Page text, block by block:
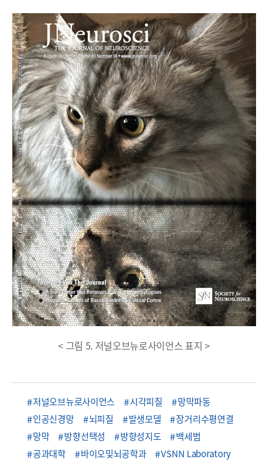
< 그림 5. 저널오브뉴로사이언스 표지 >
저널오브뉴로사이언스 시각피질
망막파동
인공신경망
뇌피질 발생모델
장거리수평연결
망막
방향선택성 방향성지도
백세범
공과대학
바이오및뇌공학과 VSNN Laboratory